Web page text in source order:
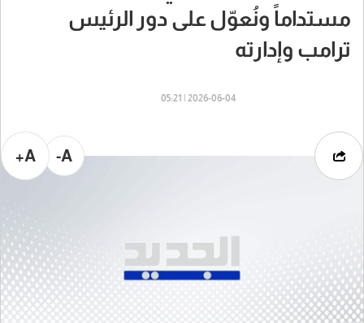
مستداماً ونُعوّل على دور الرئيس
ترامب وإدارته
2026-06-04 | 05:21
A-
A+